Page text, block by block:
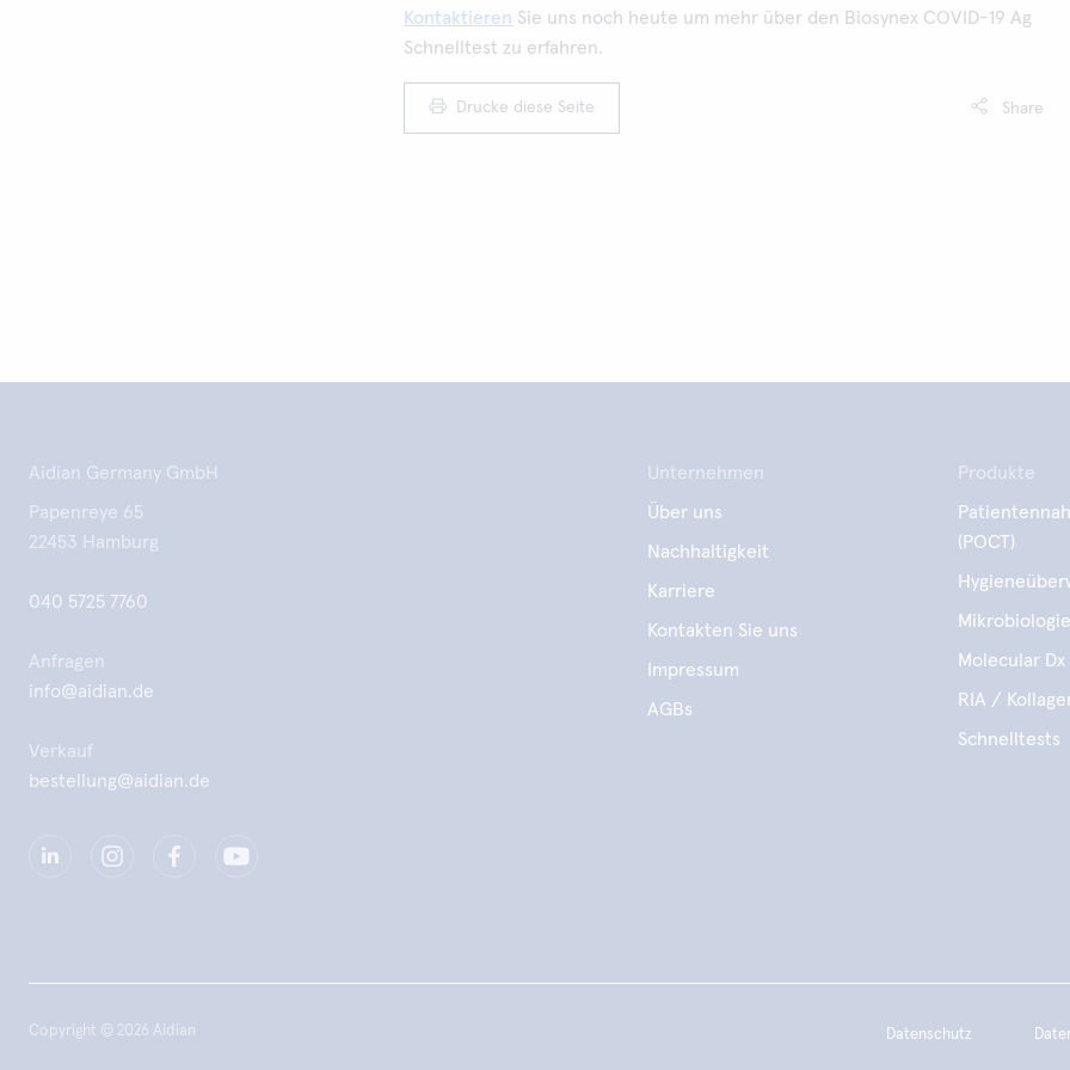
Kontaktieren Sie uns noch heute um mehr über den Biosynex COVID-19 Ag
Schnelltest zu erfahren.
Drucke diese Seite Share
Aidian Germany GmbH
Papenreye 65
22453 Hamburg
040 5725 7760
Anfragen
info@aidian.de
Verkauf
bestellung@aidian.de
Unternehmen
Über uns
Nachhaltigkeit
Karriere
Kontakten Sie uns
Impressum
AGBs
Produkte
(POCT)
Mikrobiologie
Molecular
RIA /
Schnelltests
Copyright © 2026 Aidian Datenschutz